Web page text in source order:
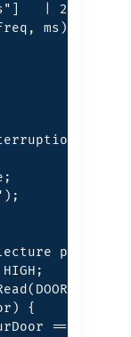
| 200;
ms);
ISR)
polling
{
== LOW ?